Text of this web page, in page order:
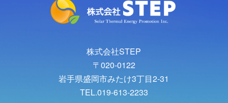
株式会社STEP
〒020-0122
岩手県盛岡市みたけ3丁目2-31
TEL.019-613-2233